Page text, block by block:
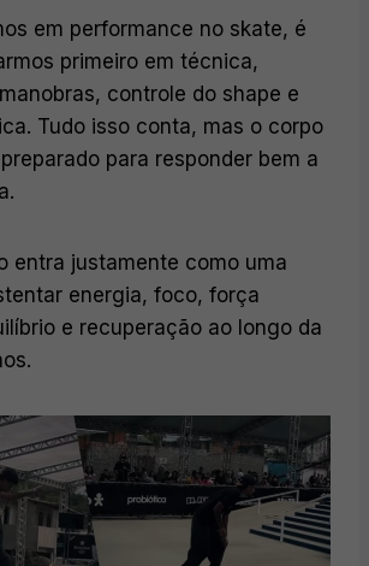
em performance no skate, é
primeiro em técnica,
controle do shape e
Tudo isso conta, mas o corpo
para responder bem a
entra justamente como uma
energia, foco, força
e recuperação ao longo da